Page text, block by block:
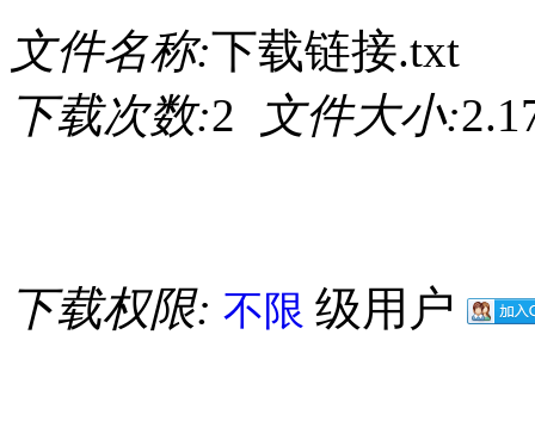
文件名称:下载链接.txt
下载次数:2 文件大小:
下载权限: 不限 级用户